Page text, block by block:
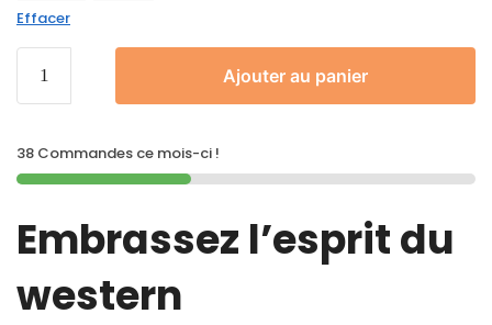
Effacer
Ajouter au panier
38 Commandes ce mois-ci !
Embrassez l’esprit du
western